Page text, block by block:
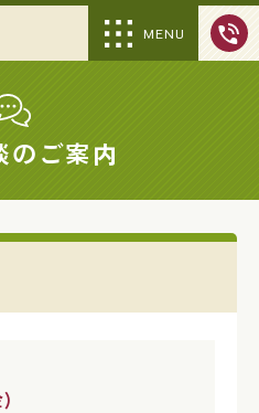
MENU
のご案内